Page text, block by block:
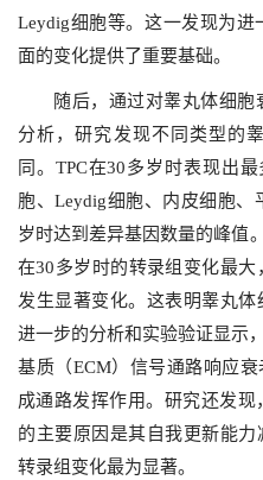
Leydig细胞等。这一发现为
面的变化提供了重要基础。
随后，通过对睾丸体细
分析，研究发现不同类型的
同。TPC在30多岁时表现出
胞、Leydig细胞、内皮细胞
岁时达到差异基因数量的峰值
在30多岁时的转录组变化最
发生显著变化。这表明睾丸体
进一步的分析和实验验证显示
基质（ECM）信号通路响应
成通路发挥作用。研究还发
的主要原因是其自我更新能
转录组变化最为显著。